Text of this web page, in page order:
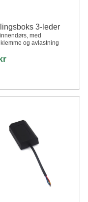
3-leder
innendørs, med
og avlastning